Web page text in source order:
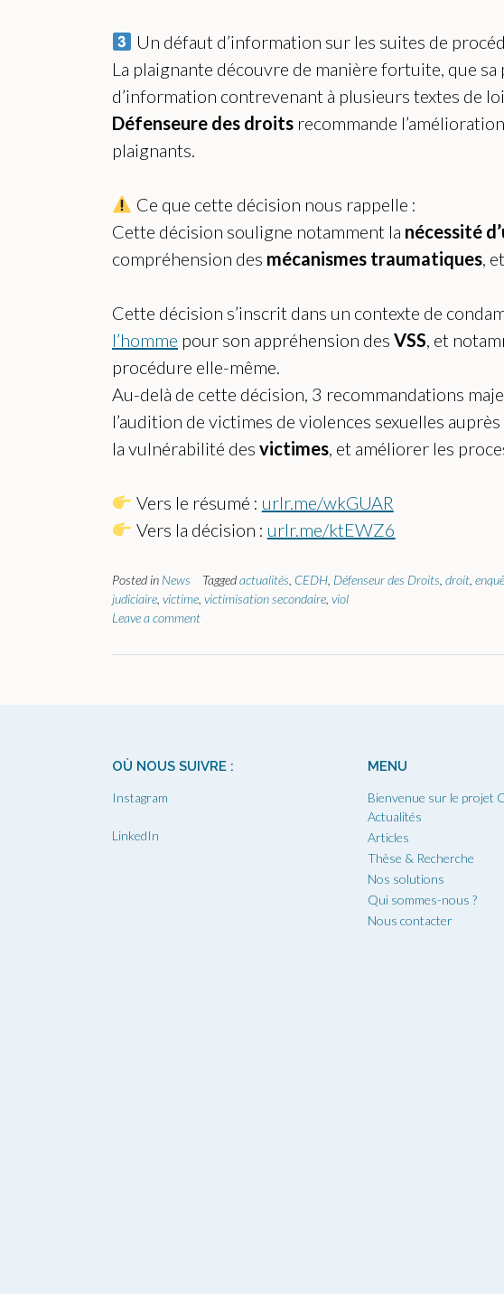
Un défaut d’information sur les suites de
La plaignante découvre de manière fortuite, que
d’information contrevenant à plusieurs textes de
Défenseure des droits recommande
plaignants.
Ce que cette décision nous rappelle :
Cette décision souligne notamment la nécessité
compréhension des mécanismes traumatiques,
Cette décision s’inscrit dans un contexte de
l’homme pour son appréhension des VSS, et
procédure elle-même.
Au-delà de cette décision, 3 recommandations
l’audition de victimes de violences sexuelles
la vulnérabilité des victimes, et améliorer les
Vers le résumé : urlr.me/wkGUAR
Vers la décision : urlr.me/ktEWZ6
Posted in News Taggedactualités CEDH Défenseur des Droits droit
judiciaire victime victimisation secondaire viol
Leave a comment
OÙ NOUS SUIVRE :
Instagram
LinkedIn
MENU
Bienvenue sur le projet
Actualités
Articles
Thèse & Recherche
Nos solutions
Qui sommes-nous ?
Nous contacter